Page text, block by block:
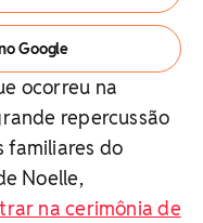
Google
ocorreu na
repercussão
familiares do
Noelle,
na cerimônia de